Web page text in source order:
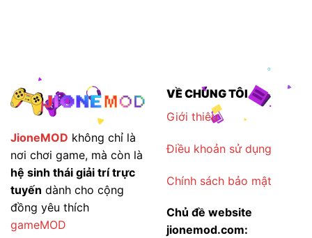
JioneMOD không chỉ là
nơi chơi game, mà còn là
hệ sinh thái giải trí trực
tuyến dành cho cộng
đồng yêu thích
gameMOD
VỀ CHÚNG TÔI
Giới thiêu
Điều khoản sử dụng
Chính sách bảo mật
Chủ đề website
jionemod.com: